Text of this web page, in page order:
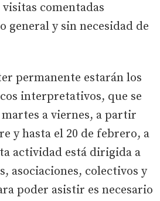
comentadas
general y sin necesidad de
permanente estarán los
interpretativos, que se
a viernes, a partir
y hasta el 20 de febrero, a
actividad está dirigida a
asociaciones, colectivos y
poder asistir es necesario